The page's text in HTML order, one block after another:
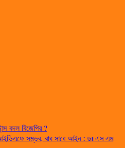
বদল বিজেপির ?
আইভিএফে সম্ভব, বাধ সাধে আইন : ডঃ এস এম